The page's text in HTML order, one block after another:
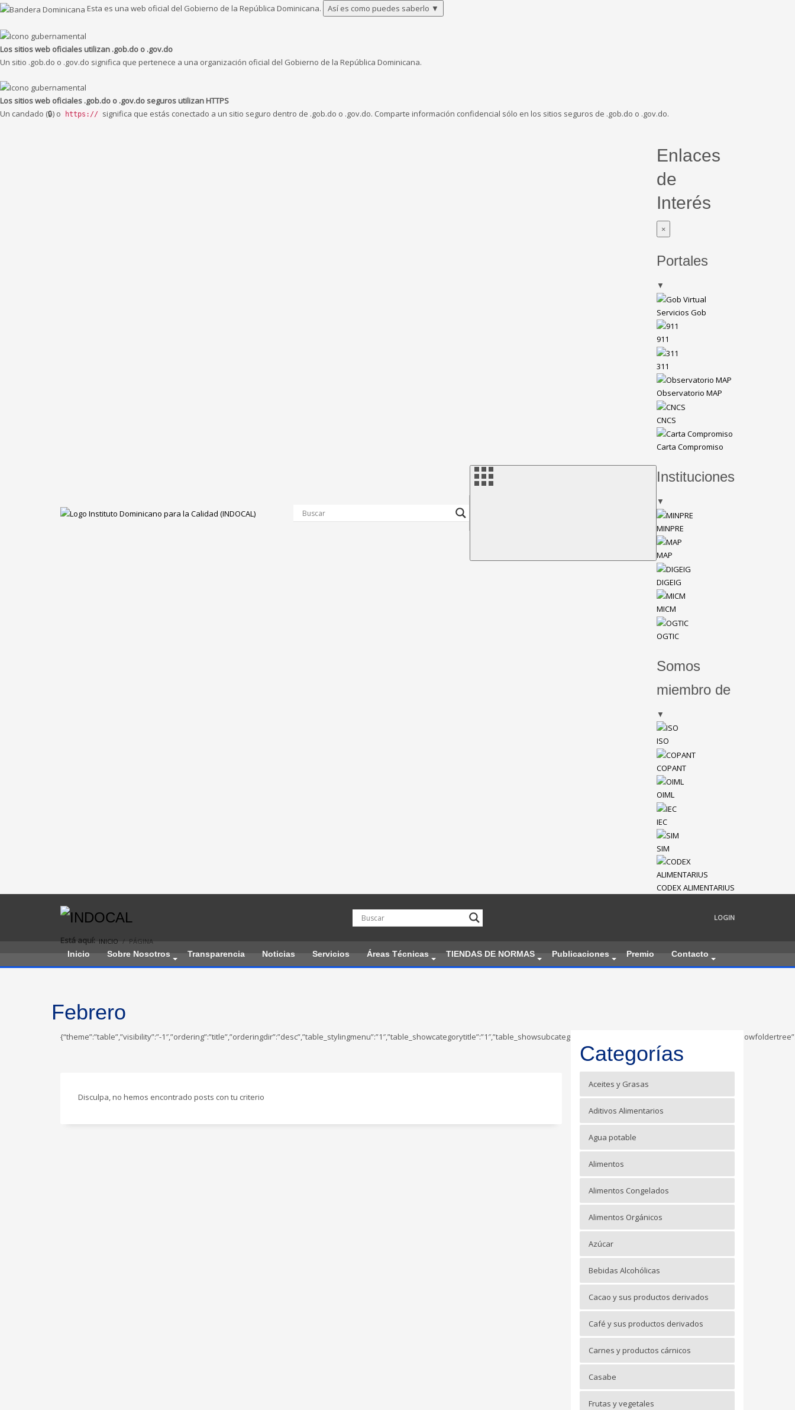
Esta es una web oficial del Gobierno de la República Dominicana. Así es como puedes saberlo ▼
Los sitios web oficiales utilizan .gob.do o .gov.do
Un sitio .gob.do o .gov.do significa que pertenece a una organización oficial del Gobierno de la República Dominicana.
Los sitios web oficiales .gob.do o .gov.do seguros utilizan HTTPS
Un candado (🔒) o
https:// significa que estás conectado a un sitio seguro dentro de .gob.do o .gov.do. Comparte información confidencial sólo en los sitios seguros de .gob.do o .gov.do.
Enlaces
de
Interés
×
Portales
▼
Servicios Gob
911
311
Observatorio MAP
CNCS
Carta Compromiso
Instituciones
▼
MINPRE
MAP
DIGEIG
MICM
OGTIC
Somos
miembro de
▼
ISO
COPANT
OIML
IEC
SIM
CODEX ALIMENTARIUS
LOGIN
Inicio Sobre Nosotros Transparencia Noticias Servicios Áreas Técnicas TIENDAS DE NORMAS Publicaciones Premio Contacto
Está aquí: INICIO PÁGINA
Febrero
{“theme”:”table”,”visibility”:”-
Disculpa, no hemos encontrado posts con tu criterio
Categorías
Aceites y Grasas
Aditivos Alimentarios
Agua potable
Alimentos
Alimentos Congelados
Alimentos Orgánicos
Azúcar
Bebidas Alcohólicas
Cacao y sus productos derivados
Café y sus productos derivados
Carnes y productos cárnicos
Casabe
Frutas y vegetales